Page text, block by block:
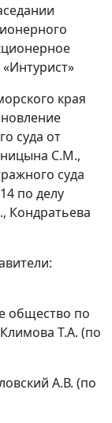
края
суда от
С.М.,
суда
по делу
Кондратьева
общество по
Т.А. (по
А.В. (по